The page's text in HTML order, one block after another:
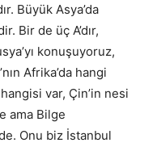
Büyük Asya’da
Bir de üç A’dır,
konuşuyoruz,
Afrika’da hangi
var, Çin’in nesi
ama Bilge
Onu biz İstanbul